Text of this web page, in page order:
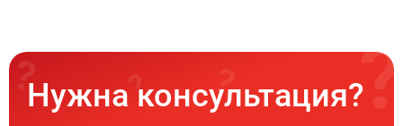
Нужна консультация?